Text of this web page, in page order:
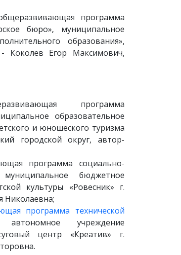
программа
бюро», муниципальное
образования»,
Коколев Егор Максимович,
программа
образовательное
и юношеского туризма
городской округ, автор-
программа социально-
муниципальное бюджетное
культуры «Ровесник» г.
Николаевна;
программа технической
учреждение
центр «Креатив» г.